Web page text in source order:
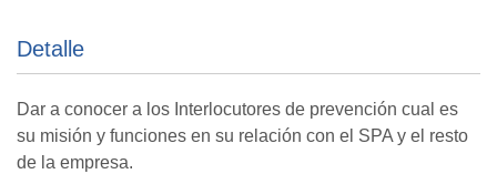
Detalle
Dar a conocer a los Interlocutores de prevención cual es
su misión y funciones en su relación con el SPA y el resto
de la empresa.